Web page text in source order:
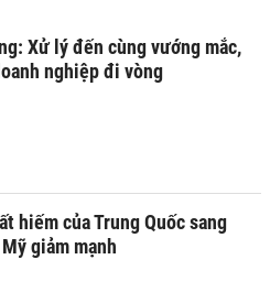
Xử lý đến cùng vướng mắc,
nghiệp đi vòng
hiếm của Trung Quốc sang
giảm mạnh